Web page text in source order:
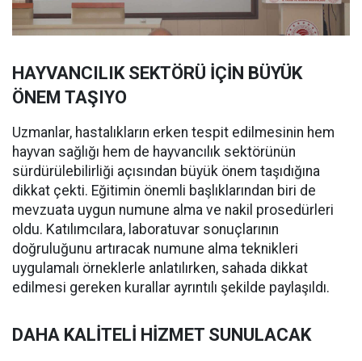
HAYVANCILIK SEKTÖRÜ İÇİN BÜYÜK
ÖNEM TAŞIYO
Uzmanlar, hastalıkların erken tespit edilmesinin hem
hayvan sağlığı hem de hayvancılık sektörünün
sürdürülebilirliği açısından büyük önem taşıdığına
dikkat çekti. Eğitimin önemli başlıklarından biri de
mevzuata uygun numune alma ve nakil prosedürleri
oldu. Katılımcılara, laboratuvar sonuçlarının
doğruluğunu artıracak numune alma teknikleri
uygulamalı örneklerle anlatılırken, sahada dikkat
edilmesi gereken kurallar ayrıntılı şekilde paylaşıldı.
DAHA KALİTELİ HİZMET SUNULACAK